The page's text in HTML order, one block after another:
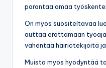
parantaa omaa
On myös suositeltavaa
auttaa erottamaan
vähentää häiriötekijöitä
Muista myös hyödyntää